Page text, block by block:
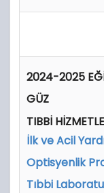
2024-2025
GÜZ
TIBBİ
İlk ve Acil
Optisyenlik
Tıbbi